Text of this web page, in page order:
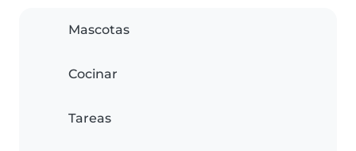
Mascotas
Cocinar
Tareas